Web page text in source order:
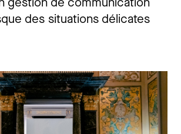
des situations délicates